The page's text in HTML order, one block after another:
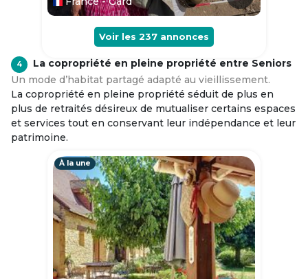
Voir les 237 annonces
4
La copropriété en pleine propriété entre Seniors
Un mode d’habitat partagé adapté au vieillissement.
La copropriété en pleine propriété séduit de plus en
plus de retraités désireux de mutualiser certains espaces
et services tout en conservant leur indépendance et leur
patrimoine.
À la une